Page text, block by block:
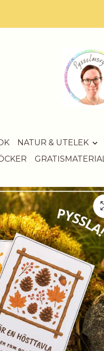
NATUR & UTELEK
GRATISMATERIAL